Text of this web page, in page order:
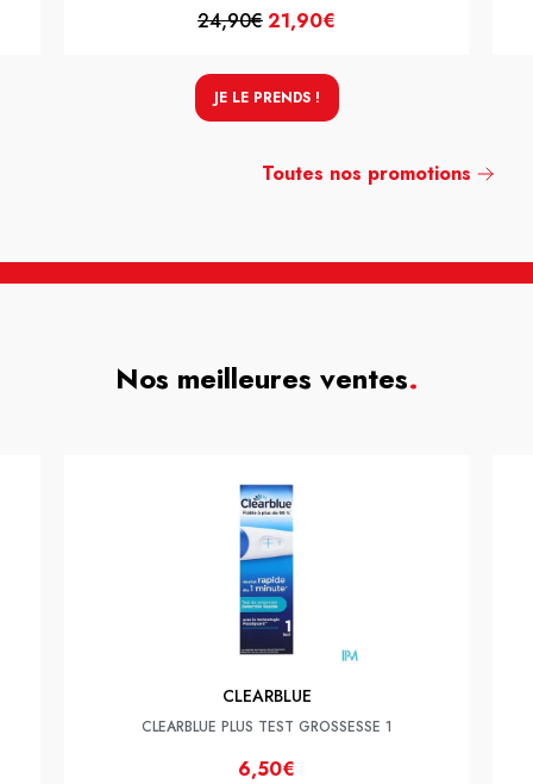
24,90€21,90€
JE LE PRENDS !
Toutes nos promotions
Nos meilleures ventes.
CLEARBLUE
CLEARBLUE PLUS TEST GROSSESSE 1
6,50€